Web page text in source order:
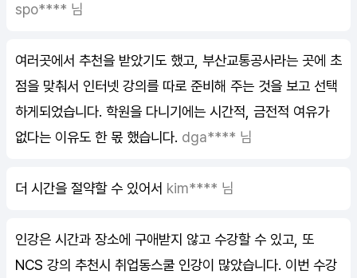
spo**** 님
여러곳에서 추천을 받았기도 했고, 부산교통공사라는 곳에 초
점을 맞춰서 인터넷 강의를 따로 준비해 주는 것을 보고 선택
하게되었습니다. 학원을 다니기에는 시간적, 금전적 여유가
없다는 이유도 한 몫 했습니다. dga**** 님
더 시간을 절약할 수 있어서 kim**** 님
인강은 시간과 장소에 구애받지 않고 수강할 수 있고, 또
NCS 강의 추천시 취업동스쿨 인강이 많았습니다. 이번 수강